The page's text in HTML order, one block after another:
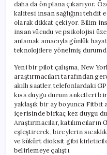
daha da ön plana çıkarıyor.
kalitesi insan sağlığını
olarak dikkat çekiyor. Bilim
insan vücudu ve psikolojisi
anlamak amacıyla günlük
teknolojilere yönelmiş
Yeni bir pilot çalışma, New
araştırmacıları tarafından
akıllı saatler, telefonlardaki
kısa duygu durum anketleri
yaklaşık bir ay boyunca Fitbit
içerisinde birkaç kez duygu
Araştırmacılar,
eşleştirerek, bireylerin
ve kükürt dioksit gibi
belirlemeye çalıştı.